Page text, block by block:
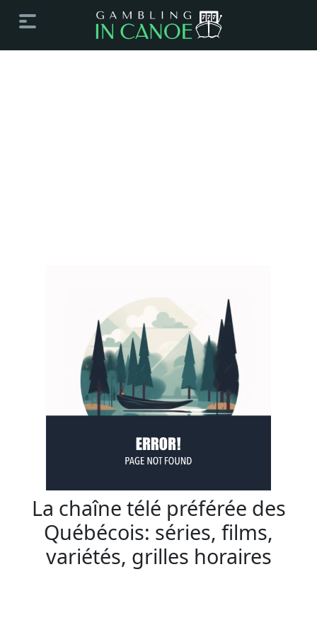
La chaîne télé préférée des
Québécois: séries, films,
variétés, grilles horaires